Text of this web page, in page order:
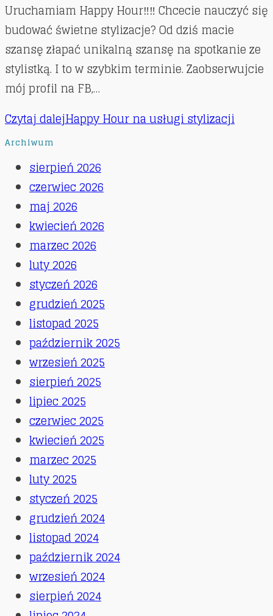
Uruchamiam Happy Hour‼‼ Chcecie nauczyć się
budować świetne stylizacje? Od dziś macie
szansę złapać unikalną szansę na spotkanie ze
stylistką. I to w szybkim terminie. Zaobserwujcie
mój profil na FB,…
Czytaj dalejHappy Hour na usługi stylizacji
Archiwum
sierpień 2026
czerwiec 2026
maj 2026
kwiecień 2026
marzec 2026
luty 2026
styczeń 2026
grudzień 2025
listopad 2025
październik 2025
wrzesień 2025
sierpień 2025
lipiec 2025
czerwiec 2025
kwiecień 2025
marzec 2025
luty 2025
styczeń 2025
grudzień 2024
listopad 2024
październik 2024
wrzesień 2024
sierpień 2024